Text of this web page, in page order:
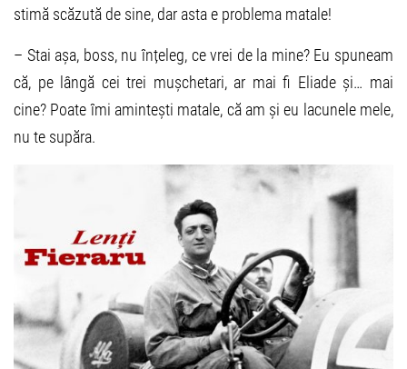
stimă scăzută de sine, dar asta e problema matale!
– Stai așa, boss, nu înțeleg, ce vrei de la mine? Eu spuneam
că, pe lângă cei trei mușchetari, ar mai fi Eliade și… mai
cine? Poate îmi amintești matale, că am și eu lacunele mele,
nu te supăra.